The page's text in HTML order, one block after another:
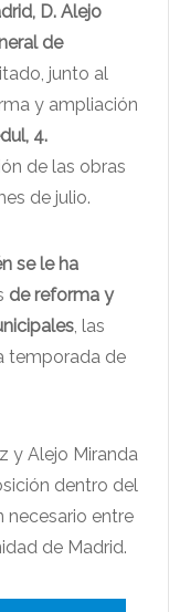
D. Alejo
de
junto al
y ampliación
4.
de las obras
de julio.
se le ha
de reforma y
, las
temporada de
y Alejo Miranda
dentro del
necesario entre
de Madrid.